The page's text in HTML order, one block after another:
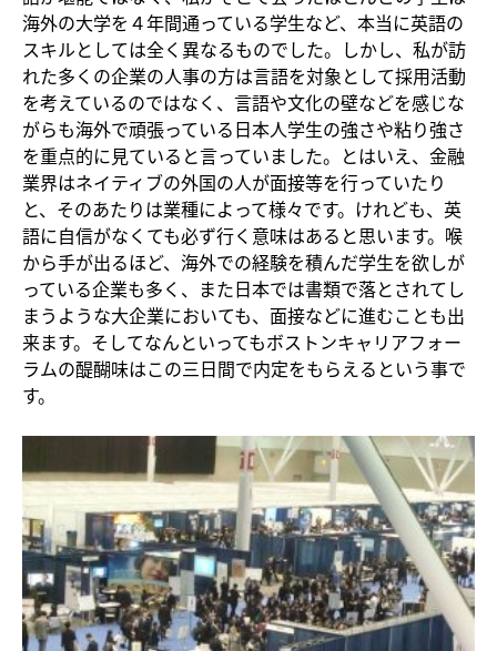
海外の大学を４年間通っている学生など、本当に英語の
スキルとしては全く異なるものでした。しかし、私が訪
れた多くの企業の人事の方は言語を対象として採用活動
を考えているのではなく、言語や文化の壁などを感じな
がらも海外で頑張っている日本人学生の強さや粘り強さ
を重点的に見ていると言っていました。とはいえ、金融
業界はネイティブの外国の人が面接等を行っていたり
と、そのあたりは業種によって様々です。けれども、英
語に自信がなくても必ず行く意味はあると思います。喉
から手が出るほど、海外での経験を積んだ学生を欲しが
っている企業も多く、また日本では書類で落とされてし
まうような大企業においても、面接などに進むことも出
来ます。そしてなんといってもボストンキャリアフォー
ラムの醍醐味はこの三日間で内定をもらえるという事で
す。